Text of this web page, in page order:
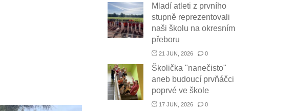
Mladí atleti z prvního
stupně reprezentovali
naši školu na okresním
přeboru
21 JUN, 2026 0
Školička "nanečisto"
aneb budoucí prvňáčci
poprvé ve škole
17 JUN, 2026 0